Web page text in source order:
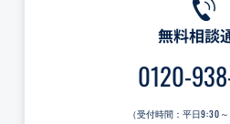
無料相談
0120-
（受付時間：平日9:30